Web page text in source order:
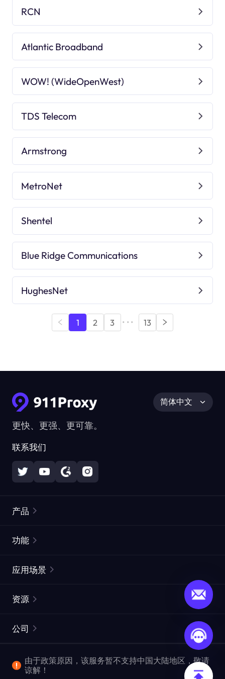
RCN
Atlantic Broadband
WOW! (WideOpenWest)
TDS Telecom
Armstrong
MetroNet
Shentel
Blue Ridge Communications
HughesNet
1 2 3 ••• 13
更快、更强、更可靠。
联系我们
简体中文
产品
静态住宅代理
网页抓取 API
视频下载 API
功能
ISP代理
ProxySite
应用场景
市场研究
爬行和索引
资源
常见问题解答
位置
公司
企业服务
由于政策原因，该服务暂不支持中国大陆地区，敬请
谅解！